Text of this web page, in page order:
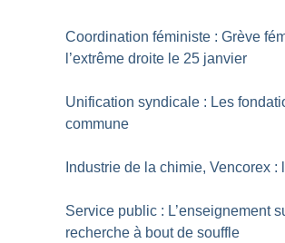
Coordination féministe : Grève
l’extrême droite le 25 janvier
Unification syndicale : Les
commune
Industrie de la chimie, Vencorex :
Service public : L’enseignement
recherche à bout de souffle